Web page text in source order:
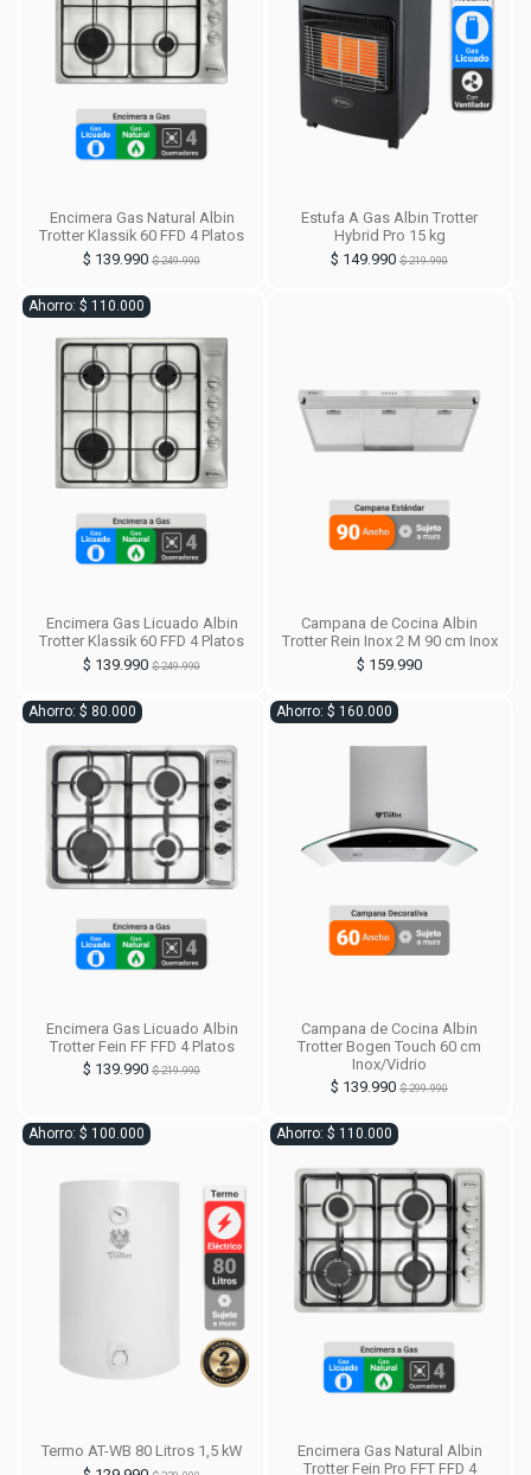
Encimera Gas Natural Albin
Trotter Klassik 60 FFD 4 Platos
$ 139.990 $ 249.990
Estufa A Gas Albin Trotter
Hybrid Pro 15 kg
$ 149.990 $ 219.990
Ahorro: $ 110.000
Encimera Gas Licuado Albin
Trotter Klassik 60 FFD 4 Platos
$ 139.990 $ 249.990
Campana de Cocina Albin
Trotter Rein Inox 2 M 90 cm Inox
$ 159.990
Ahorro: $ 80.000
Encimera Gas Licuado Albin
Trotter Fein FF FFD 4 Platos
$ 139.990 $ 219.990
Ahorro: $ 160.000
Campana de Cocina Albin
Trotter Bogen Touch 60 cm
Inox/Vidrio
$ 139.990 $ 299.990
Ahorro: $ 100.000
Termo AT-WB 80 Litros 1,5 kW
Ahorro: $ 110.000
Encimera Gas Natural Albin
Trotter Fein Pro FFT FFD 4